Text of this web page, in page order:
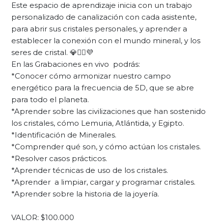
Este espacio de aprendizaje inicia con un trabajo
personalizado de canalización con cada asistente,
para abrir sus cristales personales, y aprender a
establecer la conexión con el mundo mineral, y los
seres de cristal. 💎🧝‍♀️💜
En las Grabaciones en vivo podrás:
*Conocer cómo armonizar nuestro campo
energético para la frecuencia de 5D, que se abre
para todo el planeta.
*Aprender sobre las civilizaciones que han sostenido
los cristales, cómo Lemuria, Atlántida, y Egipto.
*Identificación de Minerales.
*Comprender qué son, y cómo actúan los cristales.
*Resolver casos prácticos.
*Aprender técnicas de uso de los cristales.
*Aprender a limpiar, cargar y programar cristales.
*Aprender sobre la historia de la joyería.
VALOR: $100.000